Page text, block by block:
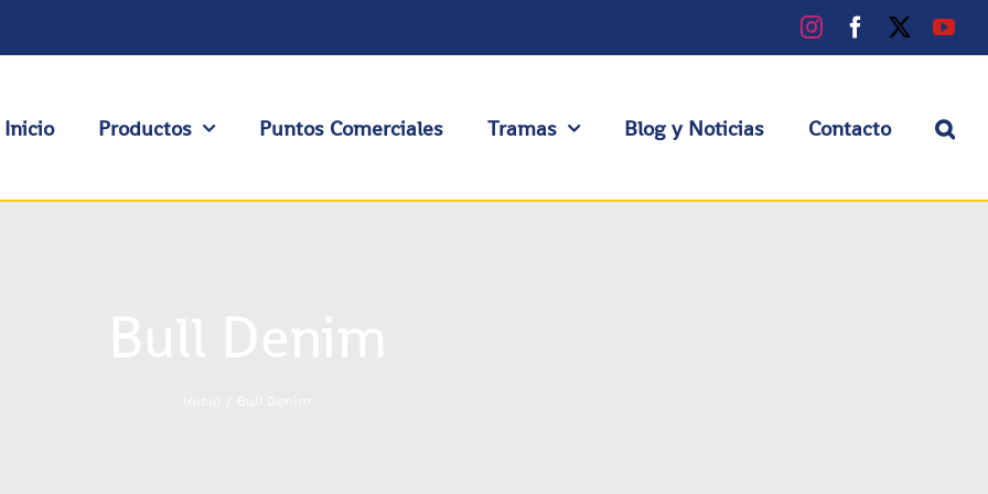
InstagramFacebook
Inicio Productos Puntos Comerciales Tramas Blog y Noticias Contacto